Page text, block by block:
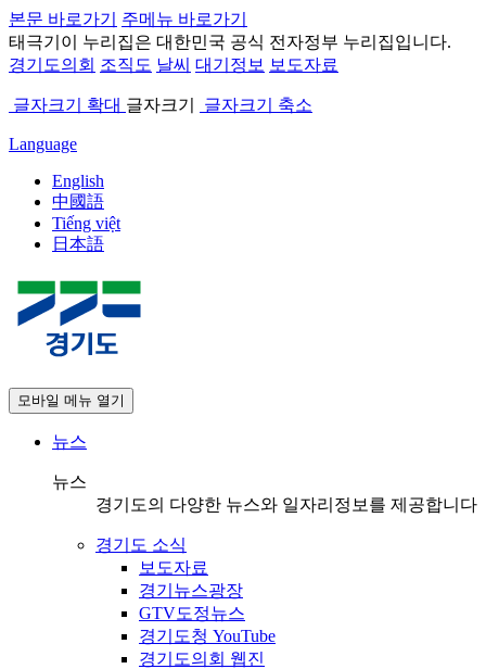
본문 바로가기
주메뉴 바로가기
태극기 이 누리집은 대한민국 공식 전자정부 누리집입니다.
경기도의회 조직도 날씨 대기정보 보도자료
글자크기 확대 글자크기 글자크기 축소
Language
English
中國語
Tiếng việt
日本語
모바일 메뉴 열기
뉴스
뉴스
경기도의 다양한 뉴스와 일자리정보를 제공합니다
경기도 소식
보도자료
경기뉴스광장
GTV도정뉴스
경기도청 YouTube
경기도의회 웹진